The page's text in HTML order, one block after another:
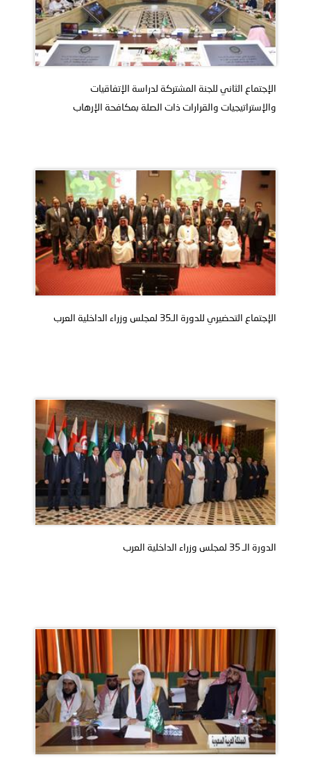
الإجتماع الثاني للجنة المشتركة لدراسة الإتفاقيات
والإستراتيجيات والقرارات ذات الصلة بمكافحة الإرهاب
الإجتماع التحضيري للدورة الـ35 لمجلس وزراء الداخلية العرب
الدورة الـ 35 لمجلس وزراء الداخلية العرب